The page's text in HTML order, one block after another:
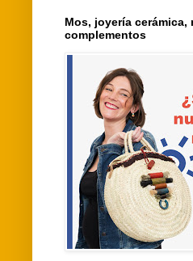
Mos, joyería cerámica,
complementos